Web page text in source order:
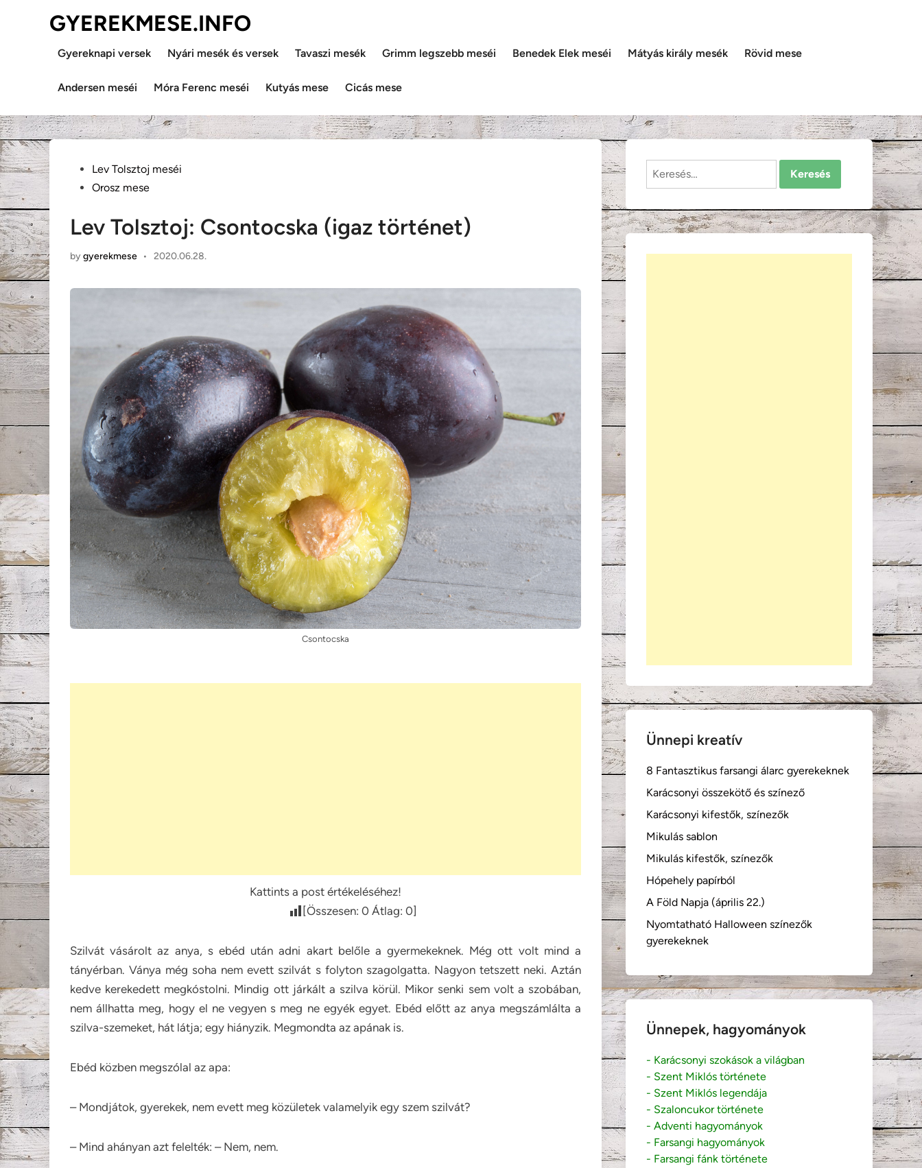
GYEREKMESE.INFO
Gyereknapi versek Nyári mesék és versek Tavaszi mesék Grimm legszebb meséi Benedek Elek meséi Mátyás király mesék Rövid mese
Andersen meséi Móra Ferenc meséi Kutyás mese Cicás mese
PostedLev Tolsztoj meséi
Orosz mese
Lev Tolsztoj: Csontocska (igaz történet)
bygyerekmese • 2020.06.28.
Csontocska
Kattints a post értékeléséhez!
[Összesen: 0 Átlag: 0]
Szilvát vásárolt az anya, s ebéd után adni akart belőle a gyermekeknek. Még ott volt mind a
tányérban. Ványa még soha nem evett szilvát s folyton szagolgatta. Nagyon tetszett neki. Aztán
kedve kerekedett megkóstolni. Mindig ott járkált a szilva körül. Mikor senki sem volt a szobában,
nem állhatta meg, hogy el ne vegyen s meg ne egyék egyet. Ebéd előtt az anya megszámlálta a
szilva-szemeket, hát látja; egy hiányzik. Megmondta az apának is.
Ebéd közben megszólal az apa:
– Mondjátok, gyerekek, nem evett meg közületek valamelyik egy szem szilvát?
– Mind ahányan azt felelték: – Nem, nem.
Keresés:
Ünnepi kreatív
8 Fantasztikus farsangi álarc gyerekeknek
Karácsonyi összekötő és színező
Karácsonyi kifestők, színezők
Mikulás sablon
Mikulás kifestők, színezők
Hópehely papírból
A Föld Napja (április 22.)
Nyomtatható Halloween színezők
gyerekeknek
Ünnepek, hagyományok
- Karácsonyi szokások a világban
- Szent Miklós története
- Szent Miklós legendája
- Szaloncukor története
- Adventi hagyományok
- Farsangi hagyományok
- Farsangi fánk története